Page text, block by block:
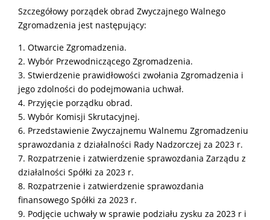
Szczegółowy porządek obrad Zwyczajnego Walnego
Zgromadzenia jest następujący:
1. Otwarcie Zgromadzenia.
2. Wybór Przewodniczącego Zgromadzenia.
3. Stwierdzenie prawidłowości zwołania Zgromadzenia i
jego zdolności do podejmowania uchwał.
4. Przyjęcie porządku obrad.
5. Wybór Komisji Skrutacyjnej.
6. Przedstawienie Zwyczajnemu Walnemu Zgromadzeniu
sprawozdania z działalności Rady Nadzorczej za 2023 r.
7. Rozpatrzenie i zatwierdzenie sprawozdania Zarządu z
działalności Spółki za 2023 r.
8. Rozpatrzenie i zatwierdzenie sprawozdania
finansowego Spółki za 2023 r.
9. Podjęcie uchwały w sprawie podziału zysku za 2023 r i